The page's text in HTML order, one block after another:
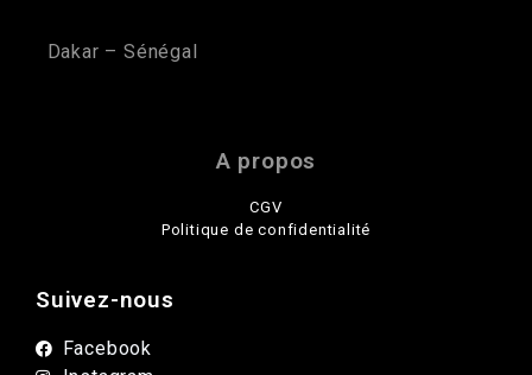
Dakar – Sénégal
A propos
CGV
Politique de confidentialité
Suivez-nous
Facebook